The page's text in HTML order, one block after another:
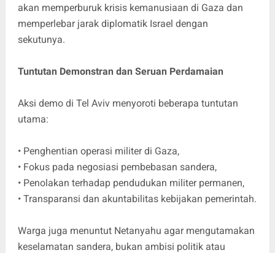
akan memperburuk krisis kemanusiaan di Gaza dan
memperlebar jarak diplomatik Israel dengan
sekutunya.
Tuntutan Demonstran dan Seruan Perdamaian
Aksi demo di Tel Aviv menyoroti beberapa tuntutan
utama:
• Penghentian operasi militer di Gaza,
• Fokus pada negosiasi pembebasan sandera,
• Penolakan terhadap pendudukan militer permanen,
• Transparansi dan akuntabilitas kebijakan pemerintah.
Warga juga menuntut Netanyahu agar mengutamakan
keselamatan sandera, bukan ambisi politik atau